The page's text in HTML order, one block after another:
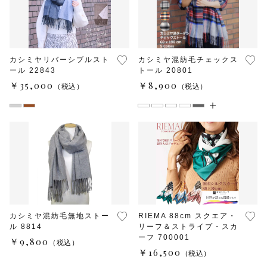
カシミヤリバーシブルスト
ール 22843
￥35,000 （税込）
カシミヤ混紡毛チェックス
トール 20801
￥8,900 （税込）
カシミヤ混紡毛無地ストー
ル 8814
￥9,800 （税込）
RIEMA 88cm スクエア・
リーフ＆ストライプ・スカ
ーフ 700001
￥16,500 （税込）